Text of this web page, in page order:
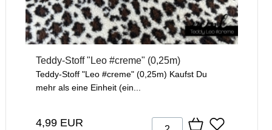
Teddy-Stoff "Leo #creme" (0,25m)
Teddy-Stoff "Leo #creme" (0,25m) Kaufst Du
mehr als eine Einheit (ein...
4,99 EUR